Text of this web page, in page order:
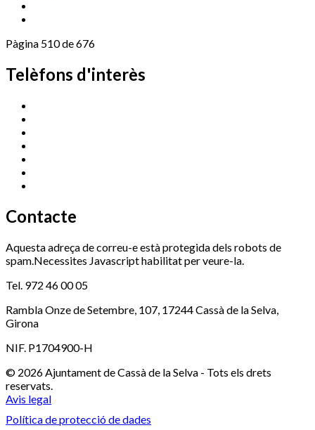
Pàgina 510 de 676
Telèfons d'interès
Contacte
Aquesta adreça de correu-e està protegida dels robots de
spam.Necessites Javascript habilitat per veure-la.
Tel. 972 46 00 05
Rambla Onze de Setembre, 107, 17244 Cassà de la Selva,
Girona
NIF. P1704900-H
© 2026 Ajuntament de Cassà de la Selva - Tots els drets
reservats.
Avis legal
Política de protecció de dades